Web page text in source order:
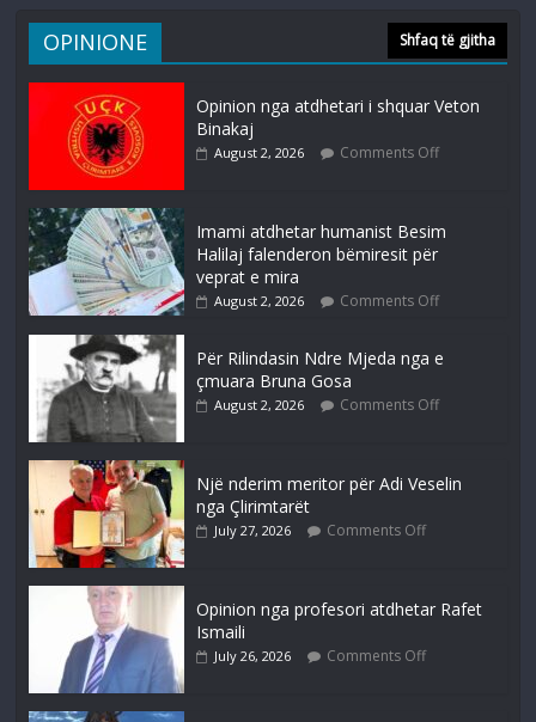
OPINIONE Shfaq të gjitha
Opinion nga atdhetari i shquar Veton
Binakaj
August 2, 2026 Comments Off
Imami atdhetar humanist Besim
Halilaj falenderon bëmiresit për
veprat e mira
August 2, 2026 Comments Off
Për Rilindasin Ndre Mjeda nga e
çmuara Bruna Gosa
August 2, 2026 Comments Off
Një nderim meritor për Adi Veselin
nga Çlirimtarët
July 27, 2026 Comments Off
Opinion nga profesori atdhetar Rafet
Ismaili
July 26, 2026 Comments Off